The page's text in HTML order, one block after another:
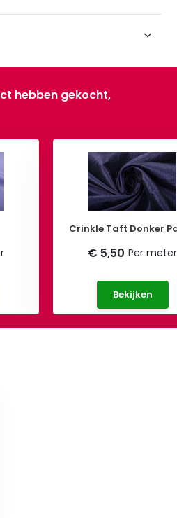
hebben gekocht,
Crinkle Taft Donker
€ 5,50 Per meter
Bekijken